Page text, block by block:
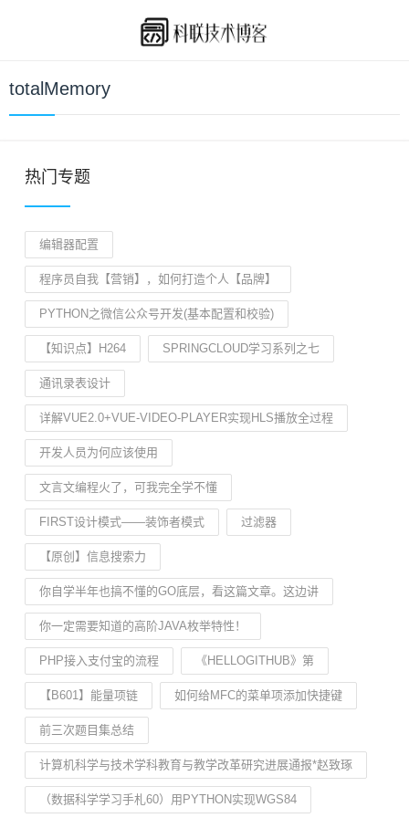
totalMemory
热门专题
编辑器配置
程序员自我【营销】，如何打造个人【品牌】
PYTHON之微信公众号开发(基本配置和校验)
【知识点】H264 SPRINGCLOUD学习系列之七
通讯录表设计
详解VUE2.0+VUE-VIDEO-PLAYER实现HLS播放全过程
开发人员为何应该使用
文言文编程火了，可我完全学不懂
FIRST设计模式——装饰者模式 过滤器
【原创】信息搜索力
你自学半年也搞不懂的GO底层，看这篇文章。这边讲
你一定需要知道的高阶JAVA枚举特性！
PHP接入支付宝的流程 《HELLOGITHUB》第
【B601】能量项链 如何给MFC的菜单项添加快捷键
前三次题目集总结
计算机科学与技术学科教育与教学改革研究进展通报*赵致琢
（数据科学学习手札60）用PYTHON实现WGS84